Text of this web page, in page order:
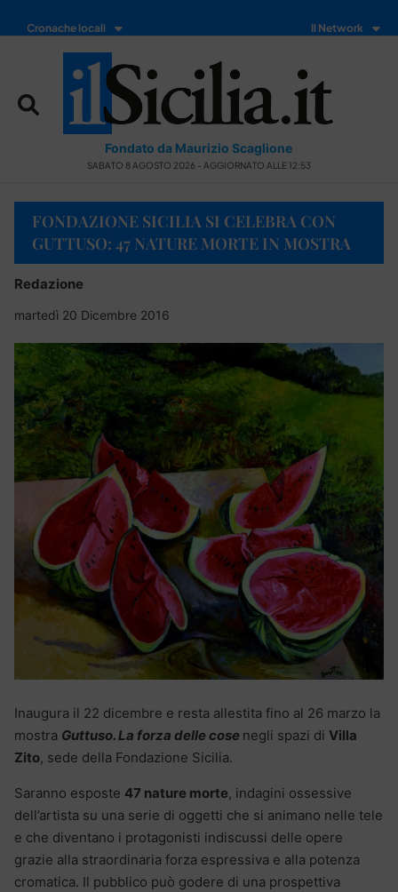
Cronache locali Il Network
Fondato da Maurizio Scaglione
SABATO 8 AGOSTO 2026 - AGGIORNATO ALLE 12:53
FONDAZIONE SICILIA SI CELEBRA CON
GUTTUSO: 47 NATURE MORTE IN MOSTRA
Redazione
martedì 20 Dicembre 2016
Inaugura il 22 dicembre e resta allestita fino al 26 marzo la
mostra Guttuso. La forza delle cose negli spazi di Villa
Zito, sede della Fondazione Sicilia.
Saranno esposte 47 nature morte, indagini ossessive
dell’artista su una serie di oggetti che si animano nelle tele
e che diventano i protagonisti indiscussi delle opere
grazie alla straordinaria forza espressiva e alla potenza
cromatica. Il pubblico può godere di una prospettiva